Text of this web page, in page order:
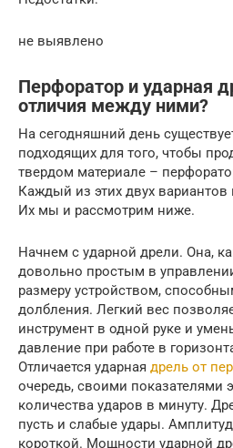
не выявлено
Перфоратор и ударная
отличия между ними?
На сегодняшний день
подходящих для того, чтобы
твердом материале –
Каждый из этих двух вариантов
Их мы и рассмотрим ниже.
Начнем с ударной дрели. Она,
довольно простым в
размеру устройством,
долбления. Легкий вес
инструмент в одной руке и
давление при работе в
Отличается ударная дрель от
очередь, своими показателями
количества ударов в минуту.
пусть и слабые удары.
короткой. Мощности ударной